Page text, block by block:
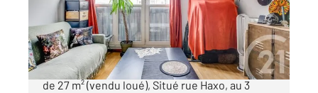
220 000 €
Paris 20 Quartier Saint-Fargeau Grand studio
de 27 m² (vendu loué), Situé rue Haxo, au 3